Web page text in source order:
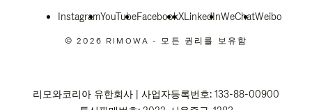
선
십
InstagramYouTubeFacebookXLinkedInWeChatWeibo
© 2026 RIMOWA - 모든 권리를 보유함
리모와코리아 유한회사 | 사업자등록번호: 133-88-00900